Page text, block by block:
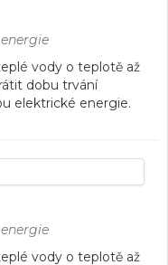
vody o teplotě až
dobu trvání
elektrické energie.
vody o teplotě až